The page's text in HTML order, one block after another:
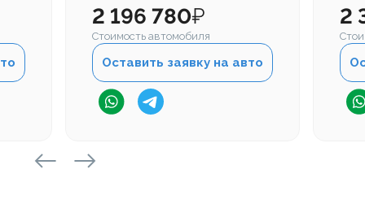
2 196 780₽
Стоимость автомобиля
Оставить заявку на авто
2